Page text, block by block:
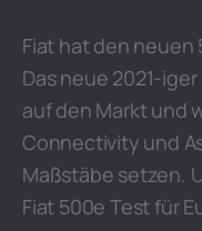
Fiat hat den neuen
Das neue 2021-
auf den Markt und
Connectivity und
Maßstäbe setzen.
Fiat 500e Test für